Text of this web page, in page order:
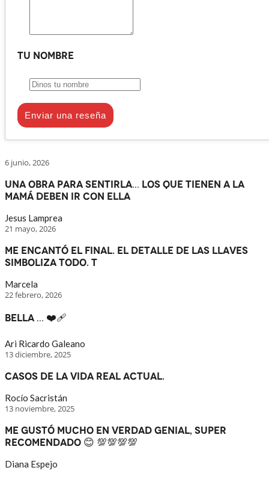
Tu nombre
Enviar una reseña
6 junio, 2026
Una obra para sentirla… Los que tienen a la
mamá deben ir con ella
Jesus Lamprea
21 mayo, 2026
Me encantó el final. El detalle de las llaves
simboliza todo. T
Marcela
22 febrero, 2026
Bella … ❤️‍🩹
Ari Ricardo Galeano
13 diciembre, 2025
Casos de la vida real actual.
Rocío Sacristán
13 noviembre, 2025
Me gustó mucho en verdad genial, super
recomendado 😊 💯💯💯💯
Diana Espejo